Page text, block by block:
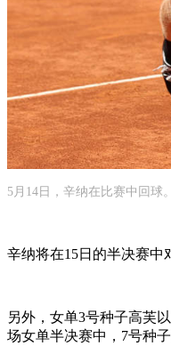
5月14日，辛纳在比赛中回球
辛纳将在15日的半决赛中
另外，女单3号种子高芙
场女单半决赛中，7号种